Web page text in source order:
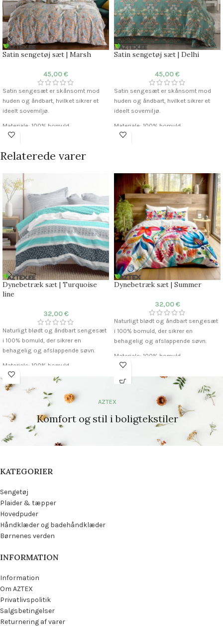
Satin sengetøj sæt | Marsh
45,00€
Satin sengesæt er skånsomt mod
huden og åndbart, hvilket sikrer et
ideelt sovemiljø.
Materiale: 100% bomuld
Stof: Satin
Dynebetræk: 200×220 cm
Lagen: Medfølger ikke
Komfort: Åndbar og blød tekstur
Satin sengetøj sæt | Delhi
45,00€
Satin sengesæt er skånsomt mod
huden og åndbart, hvilket sikrer et
ideelt sovemiljø.
Materiale: 100% bomuld
Stof: Satin
Lagen: Medfølger ikke
Komfort: Åndbar og blød tekstur
Relaterede varer
Dynebetræk sæt | Turquoise
line
32,00€
Naturligt blødt og åndbart sengesæt
i 100% bomuld, der sikrer en
behagelig og afslappende søvn.
Materiale: 100% bomuld
Stof: Satin
Trådantal: 255 TC
Dynebetræk: 200×230 cm
Pudebetræk: 50×75 cm (2 stk)
Lagen: Medfølger ikke
Komfort: Åndbar og blød tekstur
Dynebetræk sæt | Summer
32,00€
Naturligt blødt og åndbart sengesæt
i 100% bomuld, der sikrer en
behagelig og afslappende søvn.
Materiale: 100% bomuld
Stof: Satin
Trådantal: 255 TC
Dynebetræk: 200×230 cm
Pudebetræk: 50×75 cm (2 stk)
Lagen: Medfølger ikke
Komfort: Åndbar og blød tekstur
AZTEX
Komfort og stil i boligtekstiler
KATEGORIER
Sengetøj
Plaider & tæpper
Hovedpuder
Håndklæder og badehåndklæder
Børnenes verden
INFORMATION
Information
Om AZTEX
Privatlivspolitik
Salgsbetingelser
Returnering af varer